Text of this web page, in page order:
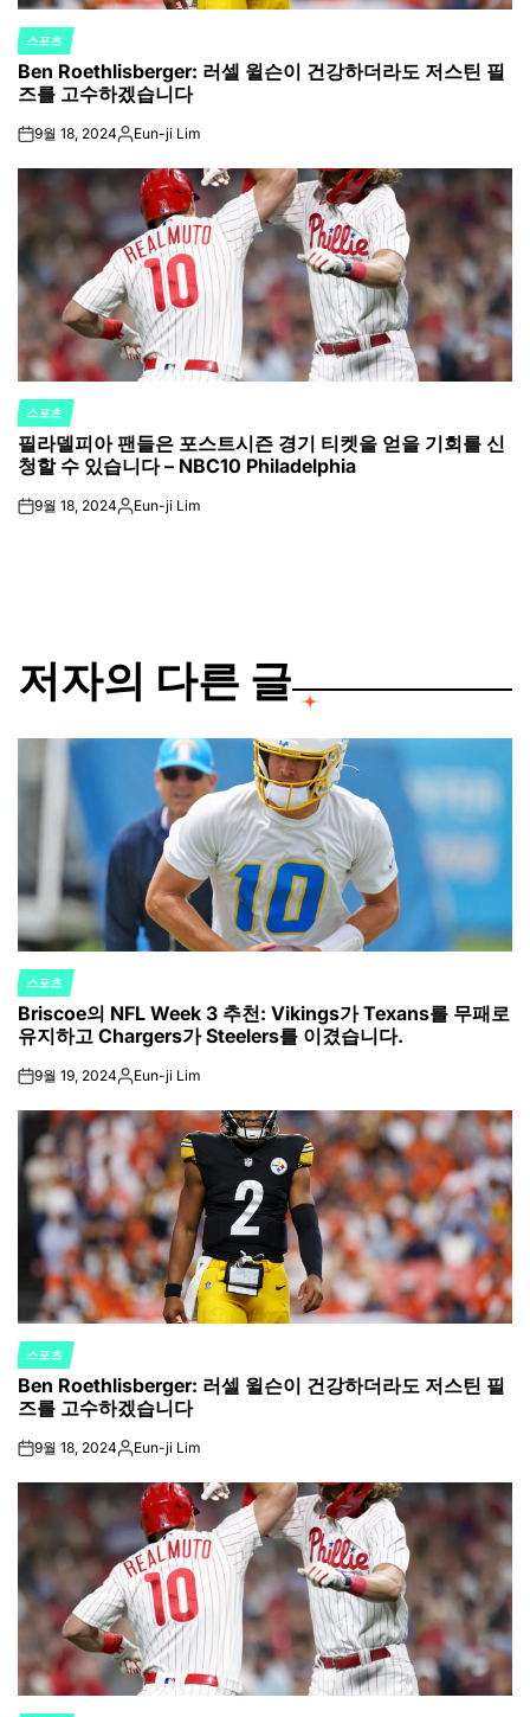
POSTED
IN
스포츠
Ben Roethlisberger: 러셀 윌슨이 건강하더라도 저스틴 필
즈를 고수하겠습니다
on9월 18, 2024Posted
Eun-ji Lim
POSTED
IN
스포츠
필라델피아 팬들은 포스트시즌 경기 티켓을 얻을 기회를 신
청할 수 있습니다 – NBC10 Philadelphia
on9월 18, 2024Posted
Eun-ji Lim
저자의 다른 글
POSTED
IN
스포츠
Briscoe의 NFL Week 3 추천: Vikings가 Texans를 무패로
유지하고 Chargers가 Steelers를 이겼습니다.
on9월 19, 2024Posted
Eun-ji Lim
POSTED
IN
스포츠
Ben Roethlisberger: 러셀 윌슨이 건강하더라도 저스틴 필
즈를 고수하겠습니다
on9월 18, 2024Posted
Eun-ji Lim